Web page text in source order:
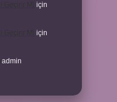
için
için
admin